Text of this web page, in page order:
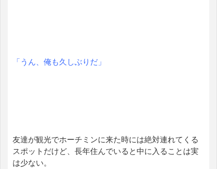
「うん、俺も久しぶりだ」
友達が観光でホーチミンに来た時には絶対連れてくる
スポットだけど、長年住んでいると中に入ることは実
は少ない。